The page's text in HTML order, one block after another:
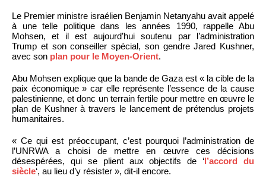
Le Premier ministre israélien Benjamin Netanyahu avait appelé
à une telle politique dans les années 1990, rappelle Abu
Mohsen, et il est aujourd’hui soutenu par l’administration
Trump et son conseiller spécial, son gendre Jared Kushner,
avec son plan pour le Moyen-Orient.
Abu Mohsen explique que la bande de Gaza est « la cible de la
paix économique » car elle représente l’essence de la cause
palestinienne, et donc un terrain fertile pour mettre en œuvre le
plan de Kushner à travers le lancement de prétendus projets
humanitaires.
« Ce qui est préoccupant, c’est pourquoi l’administration de
l’UNRWA a choisi de mettre en œuvre ces décisions
désespérées, qui se plient aux objectifs de ‘l’accord du
siècle‘, au lieu d’y résister », dit-il encore.